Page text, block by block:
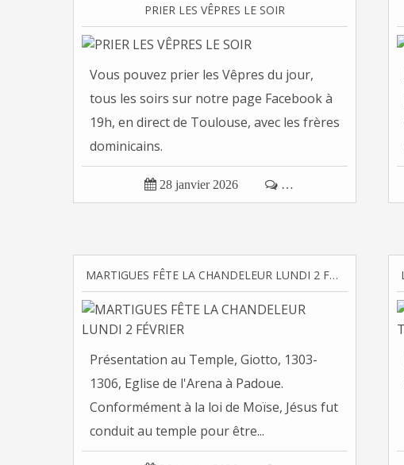
PRIER LES VÊPRES LE SOIR
Vous pouvez prier les Vêpres du jour,
tous les soirs sur notre page Facebook à
19h, en direct de Toulouse, avec les frères
dominicains.
 28 janvier 2026  …
MARTIGUES FÊTE LA CHANDELEUR LUNDI 2 FÉVRIER
Présentation au Temple, Giotto, 1303-
1306, Eglise de l'Arena à Padoue.
Conformément à la loi de Moïse, Jésus fut
conduit au temple pour être...